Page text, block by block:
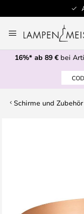
Inhalt
springen
16%* ab 89 € bei
Schirme und Zubehör